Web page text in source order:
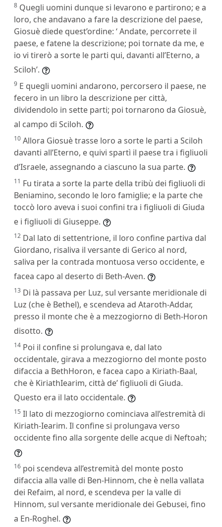
8 Quegli uomini dunque si levarono e partirono; e a
loro, che andavano a fare la descrizione del paese,
Giosuè diede quest’ordine: ‘ Andate, percorrete il
paese, e fatene la descrizione; poi tornate da me, e
io vi tirerò a sorte le parti qui, davanti all’Eterno, a
Sciloh’.
9 E quegli uomini andarono, percorsero il paese, ne
fecero in un libro la descrizione per città,
dividendolo in sette parti; poi tornarono da Giosuè,
al campo di Sciloh.
10 Allora Giosuè trasse loro a sorte le parti a Sciloh
davanti all’Eterno, e quivi spartì il paese tra i figliuoli
d’Israele, assegnando a ciascuno la sua parte.
11 Fu tirata a sorte la parte della tribù dei figliuoli di
Beniamino, secondo le loro famiglie; e la parte che
toccò loro aveva i suoi confini tra i figliuoli di Giuda
e i figliuoli di Giuseppe.
12 Dal lato di settentrione, il loro confine partiva dal
Giordano, risaliva il versante di Gerico al nord,
saliva per la contrada montuosa verso occidente, e
facea capo al deserto di Beth-Aven.
13 Di là passava per Luz, sul versante meridionale di
Luz (che è Bethel), e scendeva ad Ataroth-Addar,
presso il monte che è a mezzogiorno di Beth-Horon
disotto.
14 Poi il confine si prolungava e, dal lato
occidentale, girava a mezzogiorno del monte posto
difaccia a BethHoron, e facea capo a Kiriath-Baal,
che è KiriathIearim, città de’ figliuoli di Giuda.
Questo era il lato occidentale.
15 Il lato di mezzogiorno cominciava all’estremità di
Kiriath-Iearim. Il confine si prolungava verso
occidente fino alla sorgente delle acque di Neftoah;
16 poi scendeva all’estremità del monte posto
difaccia alla valle di Ben-Hinnom, che è nella vallata
dei Refaim, al nord, e scendeva per la valle di
Hinnom, sul versante meridionale dei Gebusei, fino
a En-Roghel.